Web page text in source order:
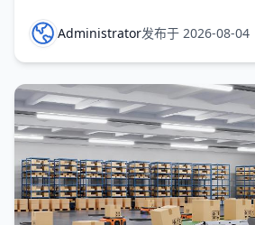
作业时间的60%以上，而真正用于“
30%。 也就是说，仓管人员每天三
区，来
Administrator发布于 2026-08-04